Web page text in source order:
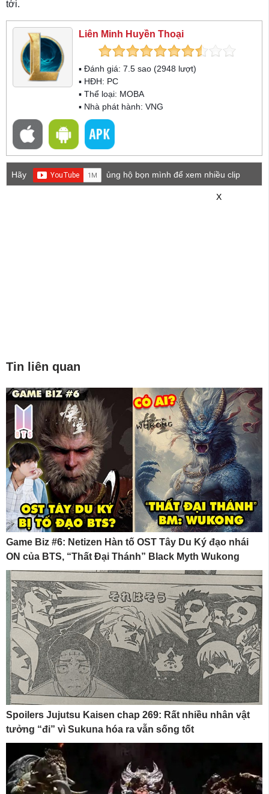
tới.
Liên Minh Huyền Thoại
▪ Đánh giá: 7.5 sao (2948 lượt)
▪ HĐH: PC
▪ Thể loại: MOBA
▪ Nhà phát hành: VNG
Hãy
ủng hộ bọn mình để xem nhiều clip
X
Tin liên quan
Game Biz #6: Netizen Hàn tố OST Tây Du Ký đạo nhái
ON của BTS, “Thất Đại Thánh” Black Myth Wukong
Spoilers Jujutsu Kaisen chap 269: Rất nhiều nhân vật
tưởng “đi” vì Sukuna hóa ra vẫn sống tốt